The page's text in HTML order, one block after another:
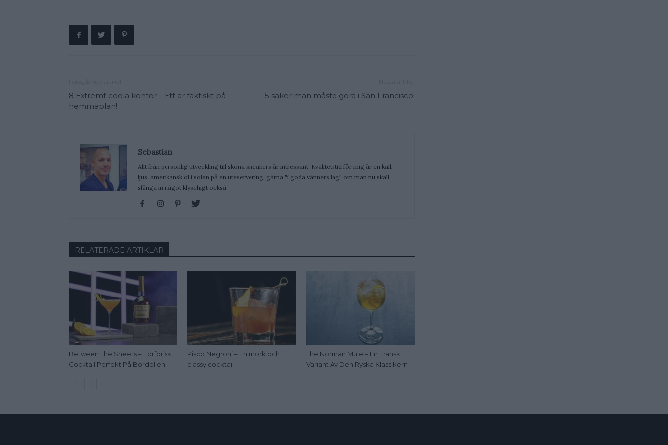
8 Extremt coola kontor – Ett är faktiskt på
hemmaplan!
5 saker man måste göra i San Francisco!
Sebastian
Allt från personlig utveckling till sköna sneakers är intressant! Kvalitetstid för mig är en kall,
ljus, amerikansk öl i solen på en uteservering, gärna "i goda vänners lag" om man nu skall
slänga in något klyschigt också.
RELATERADE ARTIKLAR
Between The Sheets – Förförisk
Cocktail Perfekt På Bordellen
Pisco Negroni – En mörk och
classy cocktail
The Norman Mule – En Fransk
Variant Av Den Ryska Klassikern